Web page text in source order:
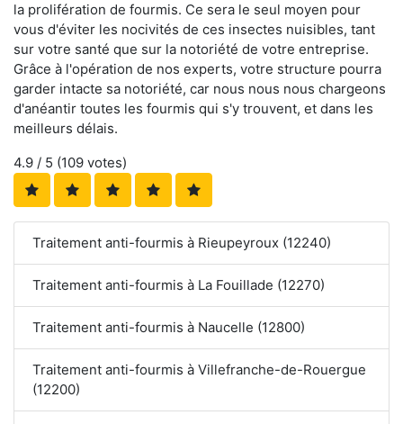
la prolifération de fourmis. Ce sera le seul moyen pour
vous d'éviter les nocivités de ces insectes nuisibles, tant
sur votre santé que sur la notoriété de votre entreprise.
Grâce à l'opération de nos experts, votre structure pourra
garder intacte sa notoriété, car nous nous nous chargeons
d'anéantir toutes les fourmis qui s'y trouvent, et dans les
meilleurs délais.
4.9 / 5 (109 votes)
Traitement anti-fourmis à Rieupeyroux (12240)
Traitement anti-fourmis à La Fouillade (12270)
Traitement anti-fourmis à Naucelle (12800)
Traitement anti-fourmis à Villefranche-de-Rouergue
(12200)